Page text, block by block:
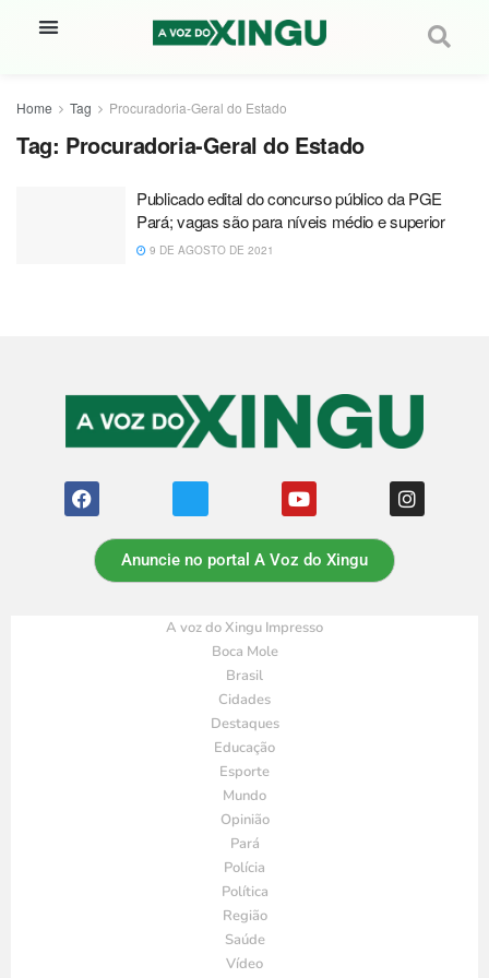
Home Tag Procuradoria-Geral do Estado
Tag: Procuradoria-Geral do Estado
Publicado edital do concurso público da PGE
Pará; vagas são para níveis médio e superior
9 DE AGOSTO DE 2021
Anuncie no portal A Voz do Xingu
A voz do Xingu Impresso
Boca Mole
Brasil
Cidades
Destaques
Educação
Esporte
Mundo
Opinião
Pará
Polícia
Política
Região
Saúde
Vídeo